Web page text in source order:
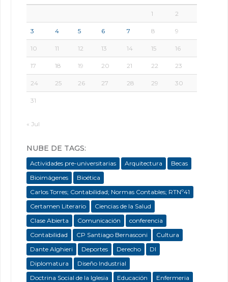
1 2
3 4 5 6 7 8 9
10 11 12 13 14 15 16
17 18 19 20 21 22 23
24 25 26 27 28 29 30
31
« Jul
NUBE DE TAGS:
Actividades pre-universitarias Arquitectura
Becas
Bioimágenes
Bioética
Carlos Torres; Contabilidad; Normas Contables; RTNº41
Certamen Literario
Ciencias de la Salud
Clase Abierta
Comunicación
conferencia
Contabilidad
CP Santiago Bernasconi
Cultura
Dante Alghieri
Deportes Derecho
DI
Diplomatura
Diseño Industrial
Doctrina Social de la Iglesia
Educación
Enfermeria